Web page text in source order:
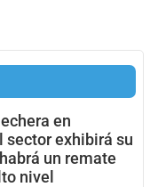
en
sector exhibirá su
un remate
nivel